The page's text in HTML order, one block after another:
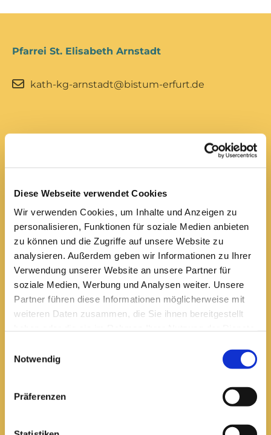
Diese Webseite verwendet Cookies
Wir verwenden Cookies, um Inhalte und Anzeigen zu
personalisieren, Funktionen für soziale Medien anbieten
zu können und die Zugriffe auf unsere Website zu
analysieren. Außerdem geben wir Informationen zu Ihrer
Verwendung unserer Website an unsere Partner für
soziale Medien, Werbung und Analysen weiter. Unsere
Partner führen diese Informationen möglicherweise mit
weiteren Daten zusammen, die Sie ihnen bereitgestellt
Notwendig
Präferenzen
Pfarrei St. Elisabeth Arnstadt
kath-kg-arnstadt@bistum-erfurt.de
Arnstadt, 99310
Öffnungszeiten:
Mittwoch
10 bis 12 Uhr
14 bis 16 Uhr
Donnerstag
10 bis 12 Uhr
14 bis 16 Uhr
Ilmenau, 98693